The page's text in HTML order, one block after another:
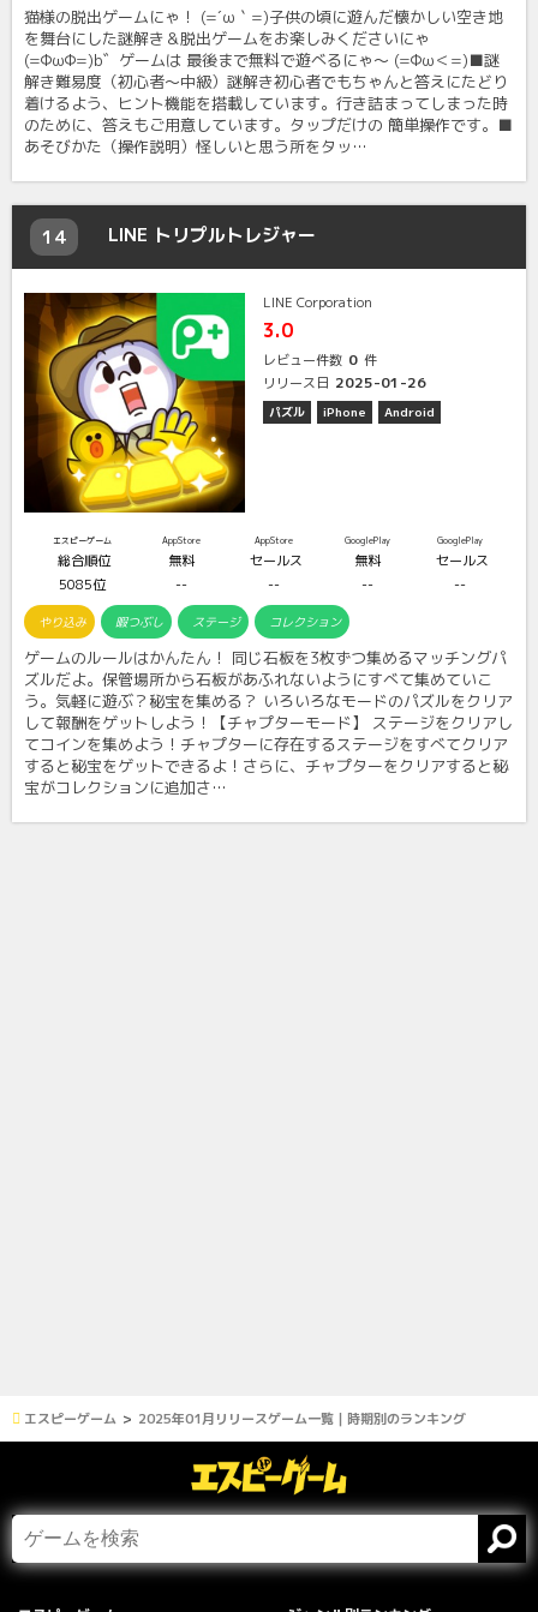
猫様の脱出ゲームにゃ！ (=´ω｀=)子供の頃に遊んだ懐かしい空き地
を舞台にした謎解き＆脱出ゲームをお楽しみくださいにゃ
(=ФωФ=)b゛ゲームは 最後まで無料で遊べるにゃ〜 (=Фω＜=)■謎
解き難易度（初心者〜中級）謎解き初心者でもちゃんと答えにたどり
着けるよう、ヒント機能を搭載しています。行き詰まってしまった時
のために、答えもご用意しています。タップだけの 簡単操作です。■
あそびかた（操作説明）怪しいと思う所をタッ…
14 LINE トリプルトレジャー
LINE Corporation
3.0
レビュー件数 0 件
リリース日 2025-01-26
パズル iPhone Android
エスピーゲーム
総合順位
5085位
AppStore
無料
--
AppStore
セールス
--
GooglePlay
無料
--
GooglePlay
セールス
--
やり込み 暇つぶし ステージ コレクション
ゲームのルールはかんたん！ 同じ石板を3枚ずつ集めるマッチングパ
ズルだよ。保管場所から石板があふれないようにすべて集めていこ
う。気軽に遊ぶ？秘宝を集める？ いろいろなモードのパズルをクリア
して報酬をゲットしよう！【チャプターモード】 ステージをクリアし
てコインを集めよう！チャプターに存在するステージをすべてクリア
すると秘宝をゲットできるよ！さらに、チャプターをクリアすると秘
宝がコレクションに追加さ…
エスピーゲーム 2025年01月リリースゲーム一覧｜時期別のランキング